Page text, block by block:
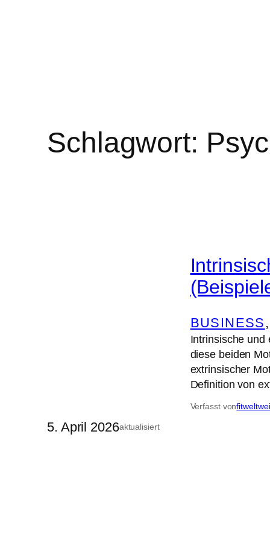
Schlagwort:
5. April 2026aktualisiert
BUSINESS
Intrinsische und
diese beiden
extrinsischer
Definition von
Verfasst von